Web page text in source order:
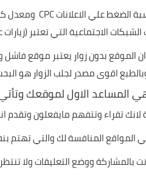
الاجتماعية التي تعتبر (زيارات
الموقع بدون زوار يعتبر موقع
اقوى مصدر لجلب الزوار هو
هي المساعد الاول لموقعك
لانك تقراء وتتفهم مايفعلون
المواقع المنافسة لك والتي تهتم
بالمشاركة ووضع التعليقات ولا